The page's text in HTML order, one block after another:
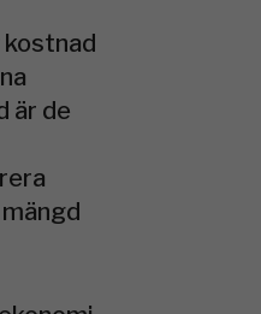
är de